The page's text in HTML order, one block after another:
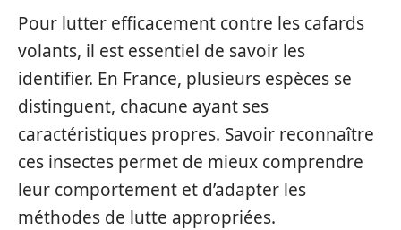
Pour lutter efficacement contre les cafards
volants, il est essentiel de savoir les
identifier. En France, plusieurs espèces se
distinguent, chacune ayant ses
caractéristiques propres. Savoir reconnaître
ces insectes permet de mieux comprendre
leur comportement et d’adapter les
méthodes de lutte appropriées.